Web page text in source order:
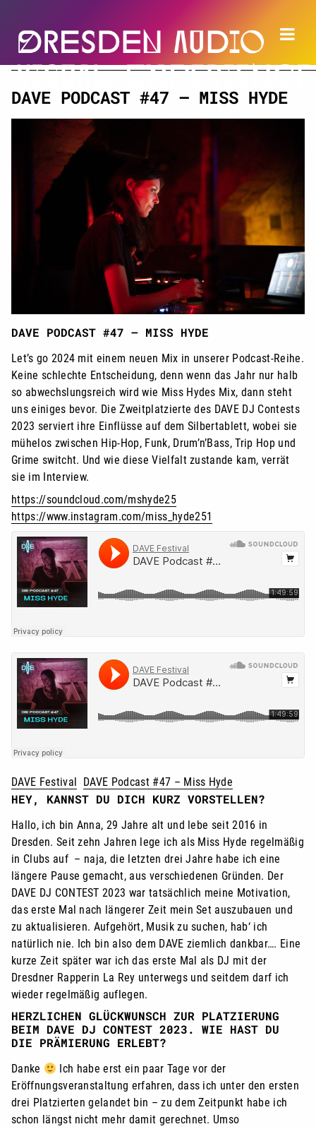
DAVE PODCAST #47 – MISS HYDE
DAVE PODCAST #47 – MISS HYDE
Let’s go 2024 mit einem neuen Mix in unserer Podcast-Reihe.
Keine schlechte Entscheidung, denn wenn das Jahr nur halb
so abwechslungsreich wird wie Miss Hydes Mix, dann steht
uns einiges bevor. Die Zweitplatzierte des DAVE DJ Contests
2023 serviert ihre Einflüsse auf dem Silbertablett, wobei sie
mühelos zwischen Hip-Hop, Funk, Drum’n’Bass, Trip Hop und
Grime switcht. Und wie diese Vielfalt zustande kam, verrät
sie im Interview.
https://soundcloud.com/mshyde25
https://www.instagram.com/miss_hyde251
DAVE Festival · DAVE Podcast #47 – Miss Hyde
HEY, KANNST DU DICH KURZ VORSTELLEN?
Hallo, ich bin Anna, 29 Jahre alt und lebe seit 2016 in
Dresden. Seit zehn Jahren lege ich als Miss Hyde regelmäßig
in Clubs auf – naja, die letzten drei Jahre habe ich eine
längere Pause gemacht, aus verschiedenen Gründen. Der
DAVE DJ CONTEST 2023 war tatsächlich meine Motivation,
das erste Mal nach längerer Zeit mein Set auszubauen und
zu aktualisieren. Aufgehört, Musik zu suchen, hab‘ ich
natürlich nie. Ich bin also dem DAVE ziemlich dankbar…. Eine
kurze Zeit später war ich das erste Mal als DJ mit der
Dresdner Rapperin La Rey unterwegs und seitdem darf ich
wieder regelmäßig auflegen.
HERZLICHEN GLÜCKWUNSCH ZUR PLATZIERUNG
BEIM DAVE DJ CONTEST 2023. WIE HAST DU
DIE PRÄMIERUNG ERLEBT?
Danke
Ich habe erst ein paar Tage vor der
Eröffnungsveranstaltung erfahren, dass ich unter den ersten
drei Platzierten gelandet bin – zu dem Zeitpunkt habe ich
schon längst nicht mehr damit gerechnet. Umso